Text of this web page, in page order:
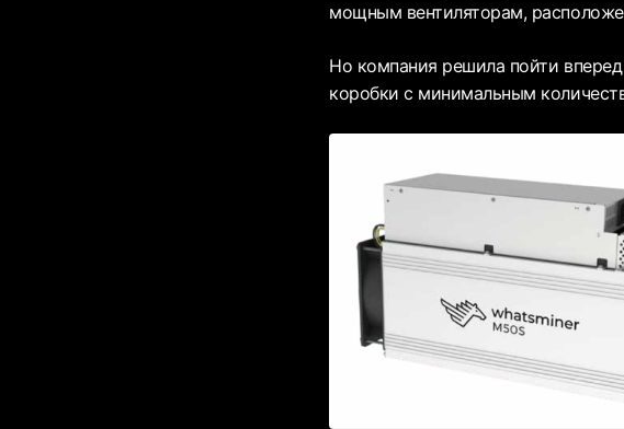
мощным вентиляторам,
Но компания решила пойти
коробки с минимальным